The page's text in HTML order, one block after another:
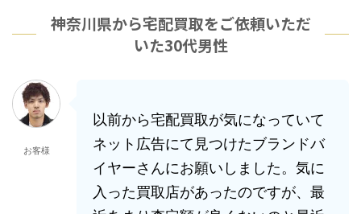
神奈川県から宅配買取をご依頼いただ
いた30代男性
お客様
以前から宅配買取が気になっていて
ネット広告にて見つけたブランドバ
イヤーさんにお願いしました。気に
入った買取店があったのですが、最